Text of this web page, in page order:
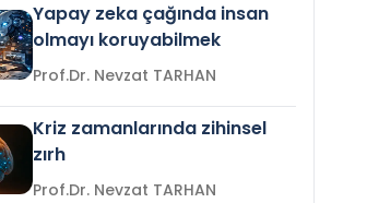
Yapay zeka çağında insan
olmayı koruyabilmek
Prof.Dr. Nevzat TARHAN
Kriz zamanlarında zihinsel
zırh
Prof.Dr. Nevzat TARHAN